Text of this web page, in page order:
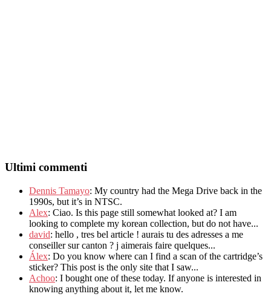
Ultimi commenti
Dennis Tamayo: My country had the Mega Drive back in the
1990s, but it’s in NTSC.
Alex: Ciao. Is this page still somewhat looked at? I am
looking to complete my korean collection, but do not have...
david: hello , tres bel article ! aurais tu des adresses a me
conseiller sur canton ? j aimerais faire quelques...
Álex: Do you know where can I find a scan of the cartridge’s
sticker? This post is the only site that I saw...
Achoo: I bought one of these today. If anyone is interested in
knowing anything about it, let me know.